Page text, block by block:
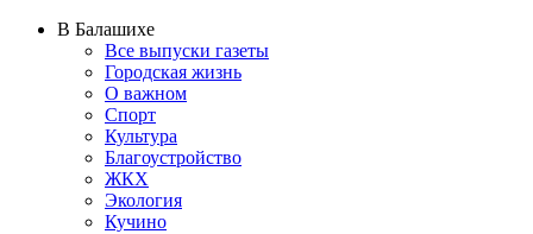
В Балашихе
Все выпуски газеты
Городская жизнь
О важном
Спорт
Культура
Благоустройство
ЖКХ
Экология
Кучино